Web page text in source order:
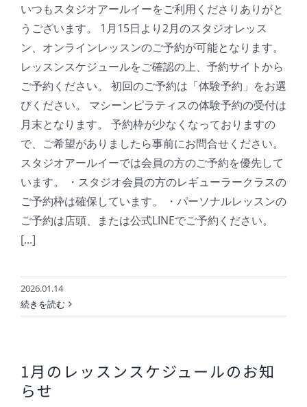
いつもスタジオアールイーをご利用くださりありがと
うございます。 1月15日より2月のスタジオレッス
ン、オンラインレッスンのご予約が可能となります。
レッスンスケジュールをご確認の上、予約サイトから
ご予約ください。 初回のご予約は「体験予約」をお選
びください。 マシーンピラティスの体験予約の受付は
月末となります。 予約枠が少なくなっておりますの
で、ご希望がありましたら事前にお問合せください。
スタジオアールイーでは会員の方のご予約を優先して
います。 ・スタジオ会員の方のレギューラークラスの
ご予約枠は確保しています。 ・パーソナルレッスンの
ご予約は店頭、または公式LINEでご予約ください。
[...]
2026.01.14
続きを読む
1月のレッスンスケジュールのお知
らせ